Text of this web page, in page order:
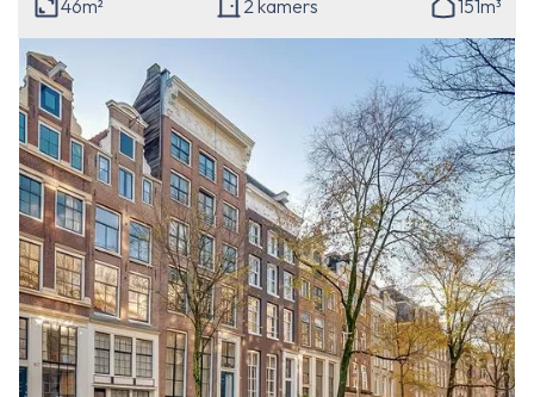
46m² 2 kamers 151m³